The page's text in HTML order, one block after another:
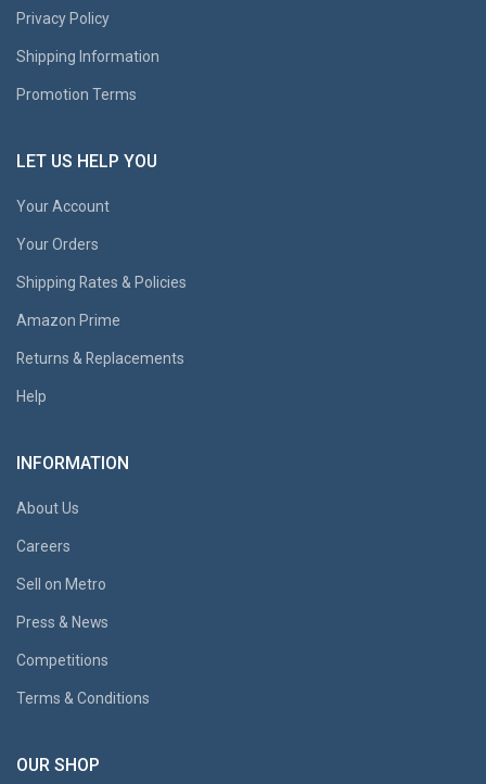
Privacy Policy
Shipping Information
Promotion Terms
LET US HELP YOU
Your Account
Your Orders
Shipping Rates & Policies
Amazon Prime
Returns & Replacements
Help
INFORMATION
About Us
Careers
Sell on Metro
Press & News
Competitions
Terms & Conditions
OUR SHOP